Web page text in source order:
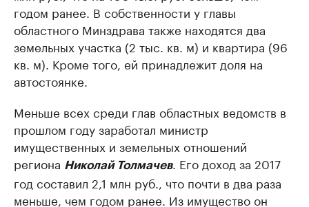
годом ранее. В собственности у главы
областного Минздрава также находятся два
земельных участка (2 тыс. кв. м) и квартира (96
кв. м). Кроме того, ей принадлежит доля на
автостоянке.
Меньше всех среди глав областных ведомств в
прошлом году заработал министр
имущественных и земельных отношений
региона Николай Толмачев. Его доход за 2017
год составил 2,1 млн руб., что почти в два раза
меньше, чем годом ранее. Из имущество он